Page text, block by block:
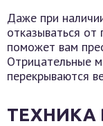
Даже при
отказываться
поможет вам
Отрицательные
перекрываются
ТЕХНИКА